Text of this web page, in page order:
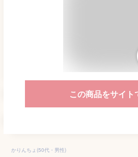
この商品をサイト
かりんちょ(50代・男性)